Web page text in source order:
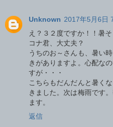
Unknown 2017年5月6日
え？３２度ですか！！暑そ
コナ君、大丈夫？
うちのお～さんも、暑い
きがありますよ。心配な
すが・・・
こちらもだんだんと暑く
きました。次は梅雨です
ます。
返信